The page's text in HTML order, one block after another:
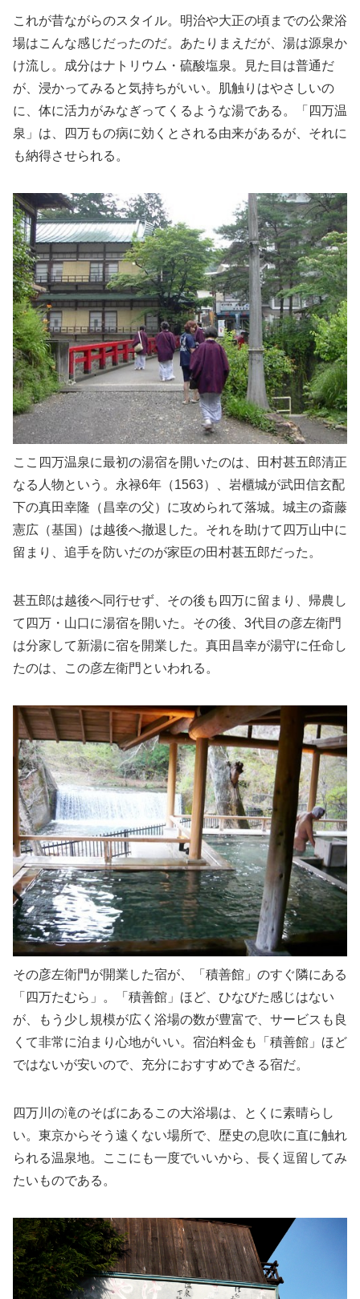
これが昔ながらのスタイル。明治や大正の頃までの公衆浴
場はこんな感じだったのだ。あたりまえだが、湯は源泉か
け流し。成分はナトリウム・硫酸塩泉。見た目は普通だ
が、浸かってみると気持ちがいい。肌触りはやさしいの
に、体に活力がみなぎってくるような湯である。「四万温
泉」は、四万もの病に効くとされる由来があるが、それに
も納得させられる。
ここ四万温泉に最初の湯宿を開いたのは、田村甚五郎清正
なる人物という。永禄6年（1563）、岩櫃城が武田信玄配
下の真田幸隆（昌幸の父）に攻められて落城。城主の斎藤
憲広（基国）は越後へ撤退した。それを助けて四万山中に
留まり、追手を防いだのが家臣の田村甚五郎だった。
甚五郎は越後へ同行せず、その後も四万に留まり、帰農し
て四万・山口に湯宿を開いた。その後、3代目の彦左衛門
は分家して新湯に宿を開業した。真田昌幸が湯守に任命し
たのは、この彦左衛門といわれる。
その彦左衛門が開業した宿が、「積善館」のすぐ隣にある
「四万たむら」。「積善館」ほど、ひなびた感じはない
が、もう少し規模が広く浴場の数が豊富で、サービスも良
くて非常に泊まり心地がいい。宿泊料金も「積善館」ほど
ではないが安いので、充分におすすめできる宿だ。
四万川の滝のそばにあるこの大浴場は、とくに素晴らし
い。東京からそう遠くない場所で、歴史の息吹に直に触れ
られる温泉地。ここにも一度でいいから、長く逗留してみ
たいものである。